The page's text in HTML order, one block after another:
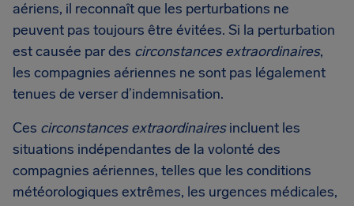
aériens, il reconnaît que les perturbations ne
peuvent pas toujours être évitées. Si la perturbation
est causée par des circonstances extraordinaires,
les compagnies aériennes ne sont pas légalement
tenues de verser d’indemnisation.
Ces circonstances extraordinairesincluent les
situations indépendantes de la volonté des
compagnies aériennes, telles que les conditions
météorologiques extrêmes, les urgences médicales,